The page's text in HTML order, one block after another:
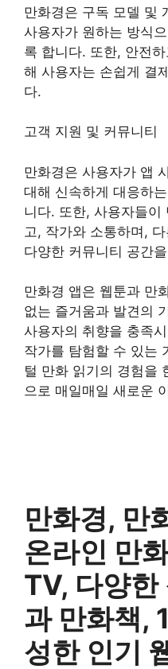
만화경은 구독 모델 및
사용자가 원하는 방식
록 합니다. 또한, 안전
해 사용자는 손쉽게 결
다.
고객 지원 및 커뮤니티
만화경은 사용자가 앱
대해 신속하게 대응하
니다. 또한, 사용자들이
고, 작가와 소통하며,
다양한 커뮤니티 공간
만화경 앱은 웹툰과 만
없는 즐거움과 발견의
사용자의 취향을 충족
작가를 탐험할 수 있는
털 만화 읽기의 경험을
으로 매일매일 새로운
만화경, 만
온라인 만
TV, 다양한
과 만화책,
성한 인기